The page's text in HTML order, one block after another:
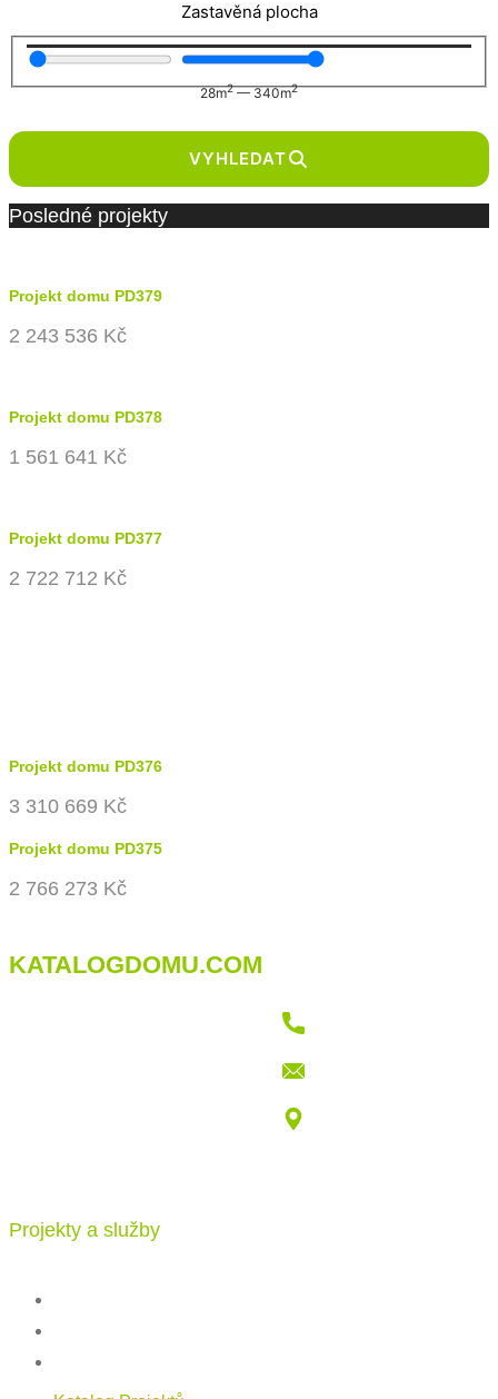
Zastavěná plocha
28m2—340m2
VYHLEDAT
Posledné projekty
Projekt domu PD379
2 243 536 Kč
Projekt domu PD378
1 561 641 Kč
Projekt domu PD377
2 722 712 Kč
Projekt domu PD376
3 310 669 Kč
Projekt domu PD375
2 766 273 Kč
KATALOGDOMU.COM
Projekty a služby